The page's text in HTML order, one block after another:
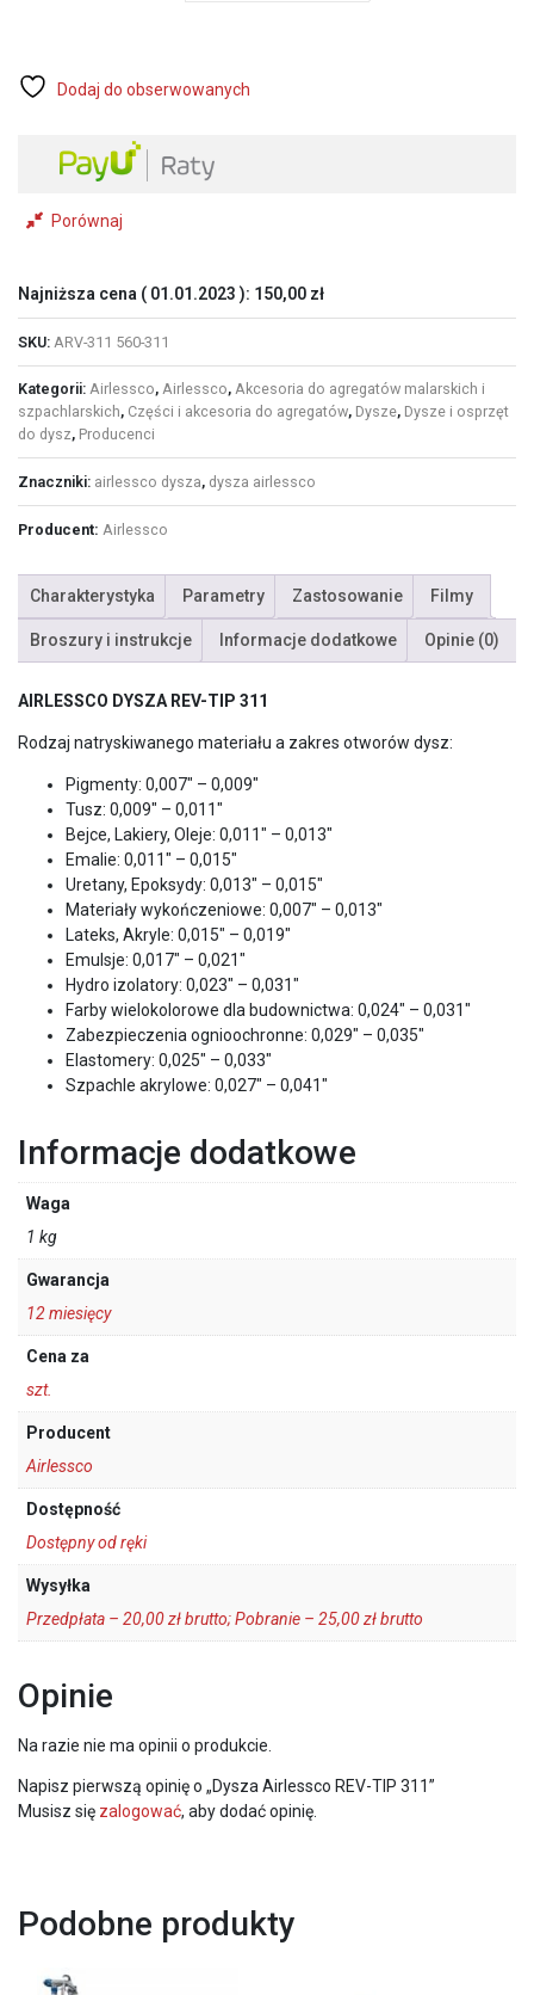
Dodaj do obserwowanych
Porównaj
Najniższa cena ( 01.01.2023 ): 150,00 zł
SKU: ARV-311 560-311
Kategorii: Airlessco, Airlessco, Akcesoria do agregatów malarskich i
szpachlarskich, Części i akcesoria do agregatów, Dysze, Dysze i osprzęt
do dysz, Producenci
Znaczniki: airlessco dysza, dysza airlessco
Producent: Airlessco
Charakterystyka Parametry Zastosowanie Filmy
Broszury i instrukcje Informacje dodatkowe Opinie (0)
AIRLESSCO DYSZA REV-TIP 311
Rodzaj natryskiwanego materiału a zakres otworów dysz:
Pigmenty: 0,007″ – 0,009″
Tusz: 0,009″ – 0,011″
Bejce, Lakiery, Oleje: 0,011″ – 0,013″
Emalie: 0,011″ – 0,015″
Uretany, Epoksydy: 0,013″ – 0,015″
Materiały wykończeniowe: 0,007″ – 0,013″
Lateks, Akryle: 0,015″ – 0,019″
Emulsje: 0,017″ – 0,021″
Hydro izolatory: 0,023″ – 0,031″
Farby wielokolorowe dla budownictwa: 0,024″ – 0,031″
Zabezpieczenia ognioochronne: 0,029″ – 0,035″
Elastomery: 0,025″ – 0,033″
Szpachle akrylowe: 0,027″ – 0,041″
Informacje dodatkowe
Waga
1 kg
Gwarancja
12 miesięcy
Cena za
szt.
Producent
Airlessco
Dostępność
Dostępny od ręki
Wysyłka
Przedpłata – 20,00 zł brutto; Pobranie – 25,00 zł brutto
Opinie
Na razie nie ma opinii o produkcie.
Napisz pierwszą opinię o „Dysza Airlessco REV-TIP 311”
Musisz się zalogować, aby dodać opinię.
Podobne produkty